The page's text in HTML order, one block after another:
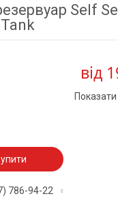
Self
від
Показати
786-94-22